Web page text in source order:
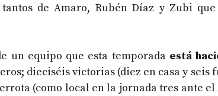
de Amaro, Rubén Díaz y Zubi
un equipo que esta temporada está
dieciséis victorias (diez en casa y seis
(como local en la jornada tres ante el